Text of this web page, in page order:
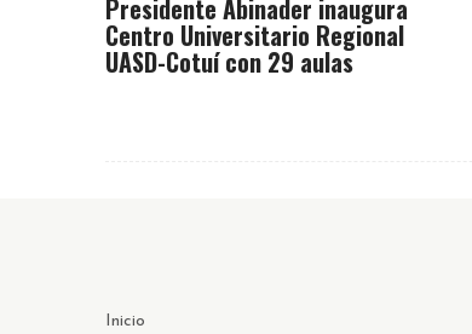
Presidente Abinader inaugura
Centro Universitario Regional
UASD-Cotuí con 29 aulas
Inicio